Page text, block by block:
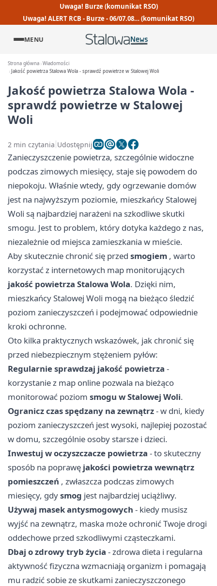
Uwaga! Burze (komunikat RSO)
Uwaga! ALERT RCB - Burze - 06/07.08… (komunikat RSO)
MENU
Strona główna Wiadomości
Jakość powietrza Stalowa Wola - sprawdź powietrze w Stalowej Woli
Jakość powietrza Stalowa Wola -
sprawdź powietrze w Stalowej
Woli
2 min czytania Udostępnij
Zanieczyszczenie powietrza, szczególnie widoczne
podczas zimowych miesięcy, staje się powodem do
niepokoju. Właśnie wtedy, gdy ogrzewanie domów
jest na najwyższym poziomie, mieszkańcy Stalowej
Woli są najbardziej narażeni na szkodliwe skutki
smogu. Jest to problem, który dotyka każdego z nas,
niezależnie od miejsca zamieszkania w mieście.
Aby skutecznie chronić się przed smogiem , warto
korzystać z internetowych map monitorujących
jakość powietrza Stalowa Wola. Dzięki nim,
mieszkańcy Stalowej Woli mogą na bieżąco śledzić
poziom zanieczyszczeń i podejmować odpowiednie
kroki ochronne.
Oto kilka praktycznych wskazówek, jak chronić się
przed niebezpiecznym stężeniem pyłów:
Regularnie sprawdzaj jakość powietrza -
korzystanie z map online pozwala na bieżąco
monitorować poziom smogu w Stalowej Woli.
Ogranicz czas spędzany na zewnątrz- w dni, kiedy
poziom zanieczyszczeń jest wysoki, najlepiej pozostać
w domu, szczególnie osoby starsze i dzieci.
Inwestuj w oczyszczacze powietrza - to skuteczny
sposób na poprawę jakości powietrza wewnątrz
pomieszczeń , zwłaszcza podczas zimowych
miesięcy, gdysmog jest najbardziej uciążliwy.
Używaj masek antysmogowych - kiedy musisz
wyjść na zewnątrz, maska może ochronić Twoje drogi
oddechowe przed szkodliwymi cząsteczkami.
Dbaj o zdrowy tryb życia - zdrowa dieta i regularna
aktywność fizyczna wzmacniają organizm i pomagają
mu radzić sobie ze skutkami zanieczyszczonego